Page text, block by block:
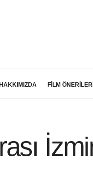
HAKKIMIZDA FİLM ÖNERİLERİ